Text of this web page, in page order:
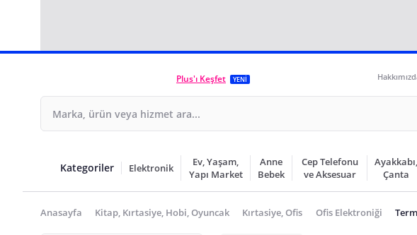
Plus'ı Keşfet YENİ
Kategoriler Elektronik
Ev, Yaşam,
Yapı Market
Anne
Bebek
Cep Telefonu
ve Aksesuar
Ayakkabı,
Çanta
Anasayfa Kitap, Kırtasiye, Hobi, Oyuncak Kırtasiye, Ofis Ofis Elektroniği